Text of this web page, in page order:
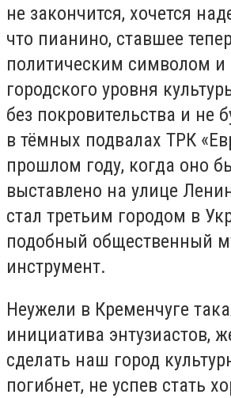
не закончится, хочется
что пианино, ставшее
политическим символом и
городского уровня
без покровительства и не
в тёмных подвалах ТРК
прошлом году, когда оно
выставлено на улице
стал третьим городом в
подобный общественный
инструмент.
Неужели в Кременчуге
инициатива энтузиастов,
сделать наш город
погибнет, не успев стать